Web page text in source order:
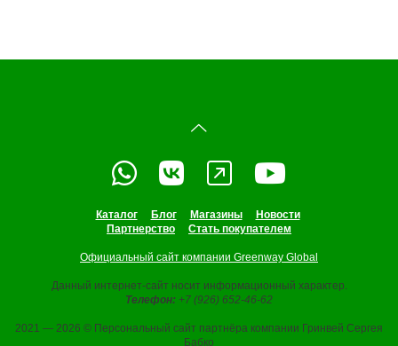
Каталог Блог Магазины
Новости
Партнерство
Стать покупателем
Официальный сайт компании Greenway Global
Данный интернет-сайт носит информационный характер.
Телефон: +7 (926) 652-46-62
2021 — 2026 © Персональный сайт партнёра компании Гринвей Сергея
Бабко